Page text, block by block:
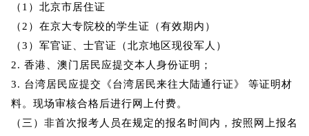
（1）北京市居住证
（2）在京大专院校的学生证（有效期内）
（3）军官证、士官证（北京地区现役军人）
2. 香港、澳门居民应提交本人身份证明；
3. 台湾居民应提交《台湾居民来往大陆通行证》 等证明材
料。现场审核合格后进行网上付费。
（三）非首次报考人员在规定的报名时间内，按照网上报名